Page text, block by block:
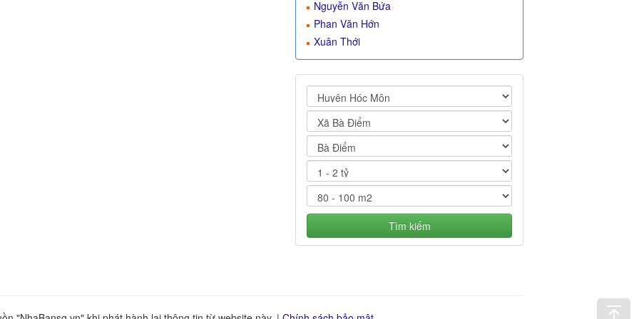
Nguyễn Văn Bứa
Phan Văn Hớn
Xuân Thới
Tìm kiếm